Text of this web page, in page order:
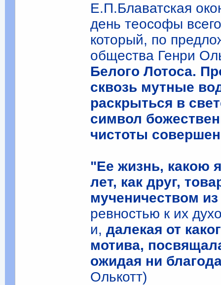
Е.П.Блаватская
день теософы
который, по
общества Генри
Белого Лотоса.
сквозь мутные
раскрыться в
символ
чистоты
"Ее жизнь, какою
лет, как друг,
мученичеством
ревностью к их
и,далекая от
мотива,
ожидая ни
Олькотт)